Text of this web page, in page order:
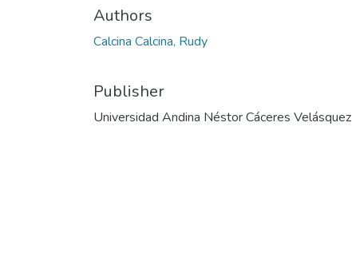
Authors
Calcina Calcina, Rudy
Publisher
Universidad Andina Néstor Cáceres Velásquez